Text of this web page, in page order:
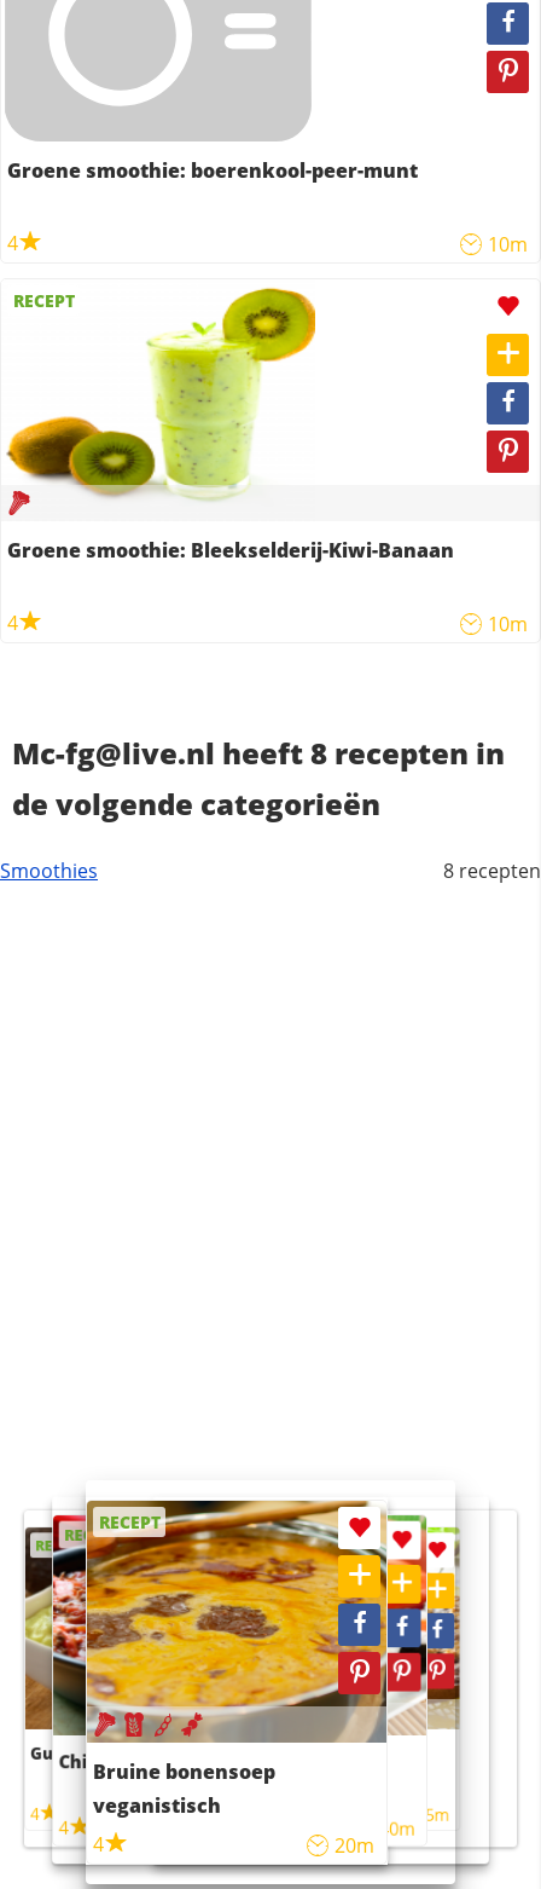
Groene smoothie: boerenkool-peer-munt
4 10m
RECEPT
Groene smoothie: Bleekselderij-Kiwi-Banaan
4 10m
Mc-fg@live.nl heeft 8 recepten in
de volgende categorieën
8 recepten
Smoothies
RECEPT
Guacamole
4
RECEPT
Chili con carne
4 45m
RECEPT
Bruine bonensoep
veganistisch
4
20m
RECEPT
Sushi rijstsalade
maaltijdsalade
40m
RECEPT
4 55m